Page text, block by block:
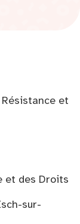
et
et des Droits
sur-